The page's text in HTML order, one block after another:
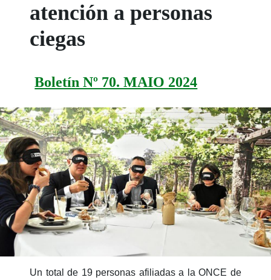
atención a personas
ciegas
Boletín Nº 70. MAIO 2024
Un total de 19 personas afiliadas a la ONCE de